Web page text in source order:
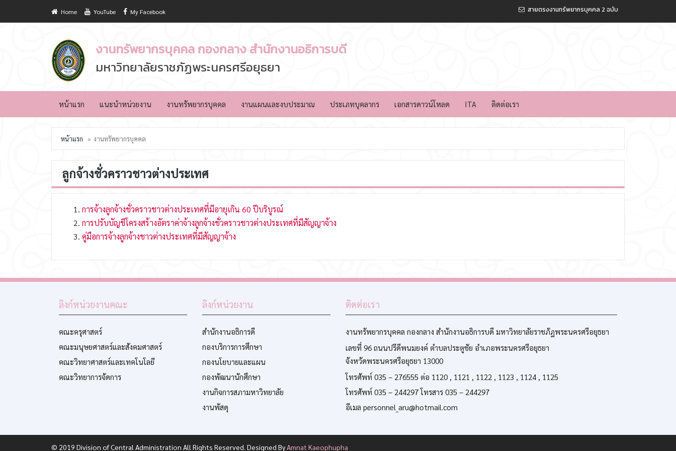
Home YouTube My Facebook สายตรงงานทรัพยากรบุคคล 2 ฉบับ
งานทรัพยากรบุคคล กองกลาง สำนักงานอธิการบดี
มหาวิทยาลัยราชภัฏพระนครศรีอยุธยา
หน้าแรก แนะนำหน่วยงาน งานทรัพยากรบุคคล งานแผนและงบประมาณ ประเภทบุคลากร เอกสารดาวน์โหลด ITA ติดต่อเรา
หน้าแรก งานทรัพยากรบุคคล
ลูกจ้างชั่วคราวชาวต่างประเทศ
การจ้างลูกจ้างชั่วคราวชาวต่างประเทศที่มีอายุเกิน 60 ปีบริบูรณ์
การปรับบัญชีโครงสร้างอัตราค่าจ้างลูกจ้างชั่วคราวชาวต่างประเทศที่มีสัญญาจ้าง
คู่มือการจ้างลูกจ้างชาวต่างประเทศที่มีสัญญาจ้าง
ลิงก์หน่วยงานคณะ
คณะครุศาสตร์
คณะมนุษยศาสตร์และสังคมศาสตร์
คณะวิทยาศาสตร์และเทคโนโลยี
คณะวิทยาการจัดการ
ลิงก์หน่วยงาน
สำนักงานอธิการดี
กองบริการการศึกษา
กองนโยบายและแผน
กองพัฒนานักศึกษา
งานกิจการสภามหาวิทยาลัย
งานพัสดุ
ติดต่อเรา
งานทรัพยากรบุคคล กองกลาง สำนักงานอธิการบดี มหาวิทยาลัยราชภัฏพระนครศรีอยุธยา
เลขที่ 96 ถนนปรีดีพนมยงค์ ตำบลประตูชัย อำเภอพระนครศรีอยุธยา
จังหวัดพระนครศรีอยุธยา 13000
โทรศัพท์ 035 – 276555 ต่อ 1120 , 1121 , 1122 , 1123 , 1124 , 1125
โทรศัพท์ 035 – 244297 โทรสาร 035 – 244297
อีเมล personnel_aru@hotmail.com
© 2019 Division of Central Administration All Rights Reserved. Designed ByAmnat Kaeophupha